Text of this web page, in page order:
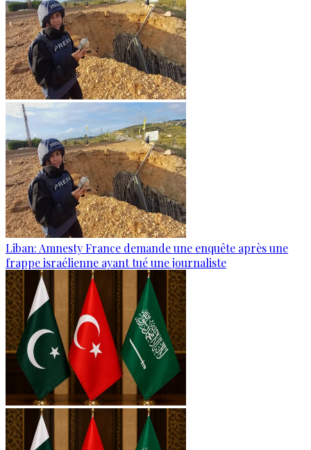
Liban: Amnesty France demande une enquête après une
frappe israélienne ayant tué une journaliste